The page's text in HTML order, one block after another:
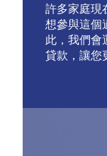
許多家庭現
想參與這個
此，我們會
貸款，讓您